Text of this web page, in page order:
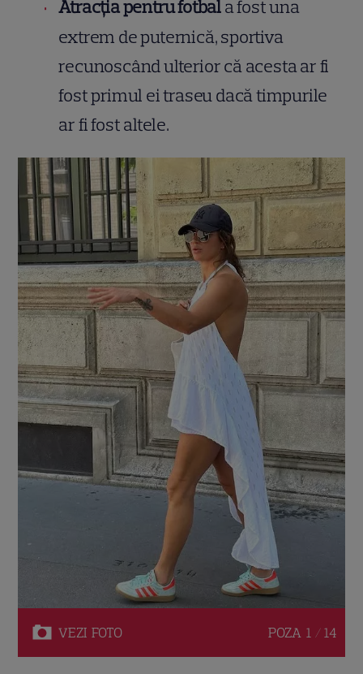
Atracția pentru fotbala fost una
extrem de puternică, sportiva
recunoscând ulterior că acesta ar fi
fost primul ei traseu dacă timpurile
ar fi fost altele.
VEZI FOTO POZA 1 / 14